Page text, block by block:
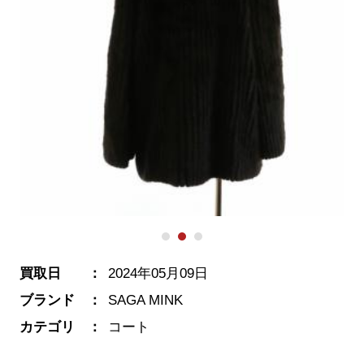
買取日
2024年05月09日
ブランド
SAGA MINK
カテゴリ
コート